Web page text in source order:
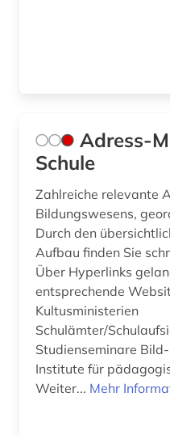
demoskopie (2)
design (3)
dessau (1)
deutschland (18)
Adress-
Schule
Zahlreiche relevante
Bildungswesens,
Durch den
Aufbau finden Sie
Über Hyperlinks
entsprechende
Kultusministerien
Schulämter/
Studienseminare
Institute für
Weiter... Mehr